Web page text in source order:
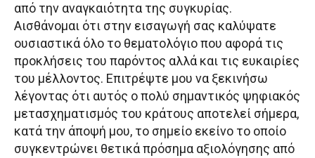
από την αναγκαιότητα της συγκυρίας.
Αισθάνομαι ότι στην εισαγωγή σας καλύψατε
ουσιαστικά όλο το θεματολόγιο που αφορά τις
προκλήσεις του παρόντος αλλά και τις ευκαιρίες
του μέλλοντος. Επιτρέψτε μου να ξεκινήσω
λέγοντας ότι αυτός ο πολύ σημαντικός ψηφιακός
μετασχηματισμός του κράτους αποτελεί σήμερα,
κατά την άποψή μου, το σημείο εκείνο το οποίο
συγκεντρώνει θετικά πρόσημα αξιολόγησης από